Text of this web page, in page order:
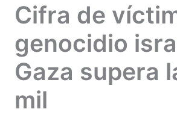
Cifra de
genocidio
Gaza supera
mil